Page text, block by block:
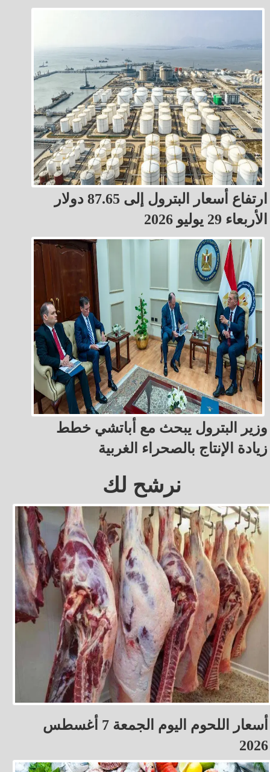
ارتفاع أسعار البترول إلى 87.65 دولار
الأربعاء 29 يوليو 2026
وزير البترول يبحث مع أباتشي خطط
زيادة الإنتاج بالصحراء الغربية
نرشح لك
أسعار اللحوم اليوم الجمعة 7 أغسطس
2026